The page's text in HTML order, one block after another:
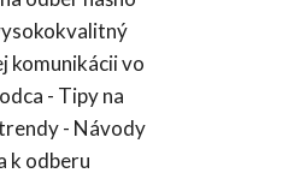
komunikácii vo
- Tipy na
- Návody
k odberu